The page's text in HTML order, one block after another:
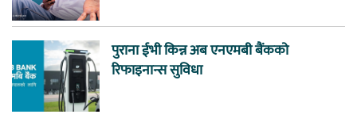
पुराना ईभी किन्न अब एनएमबी बैंकको
रिफाइनान्स सुविधा